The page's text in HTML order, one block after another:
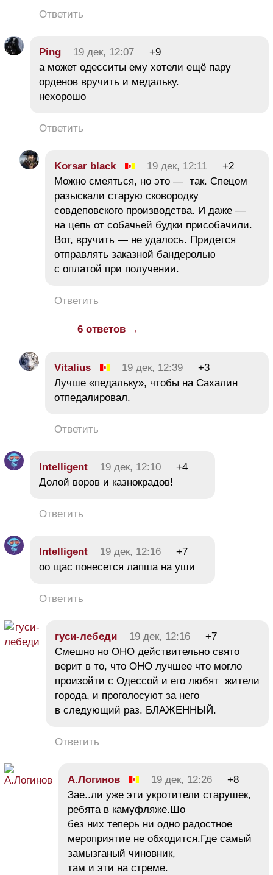
Ответить
Ping 19 дек, 12:07
+9
а может одесситы ему хотели ещё пару
орденов вручить и медальку.
нехорошо
Ответить
Korsar black 19 дек, 12:11
+2
Можно смеяться, но это — так. Спецом
разыскали старую сковородку
совдеповского производства. И даже —
на цепь от собачьей будки присобачили.
Вот, вручить — не удалось. Придется
отправлять заказной бандеролью
с оплатой при получении.
Ответить
6 ответов →
Vitalius 19 дек, 12:39
+3
Лучше «педальку», чтобы на Сахалин
отпедалировал.
Ответить
Intelligent 19 дек, 12:10
+4
Долой воров и казнокрадов!
Ответить
Intelligent 19 дек, 12:16
+7
оо щас понесется лапша на уши
Ответить
гуси-лебеди 19 дек, 12:16
+7
Смешно но ОНО действительно свято
верит в то, что ОНО лучшее что могло
произойти с Одессой и его любят жители
города, и проголосуют за него
в следующий раз. БЛАЖЕННЫЙ.
Ответить
А.Логинов 19 дек, 12:26
+8
Зае..ли уже эти укротители старушек,
ребята в камуфляже.Шо
без них теперь ни одно радостное
мероприятие не обходится.Где самый
замызганый чиновник,
там и эти на стреме.